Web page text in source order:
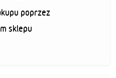
poprzez
sklepu